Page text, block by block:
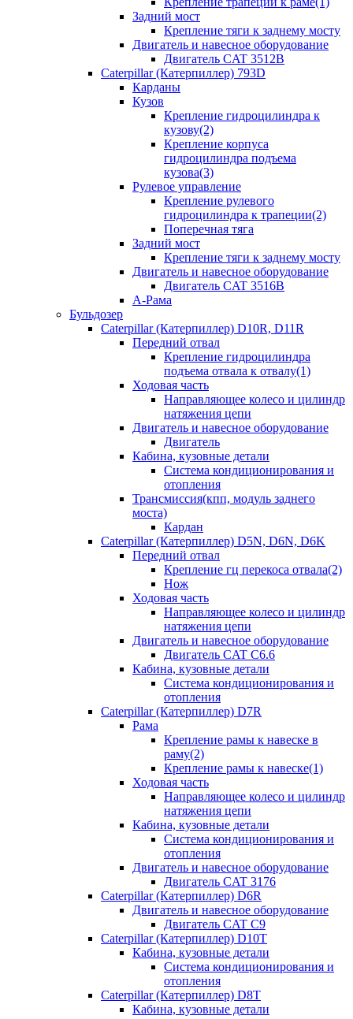
Задний мост
Крепление тяги к заднему мосту
Двигатель и навесное оборудование
Двигатель CAT 3512B
Caterpillar (Катерпиллер) 793D
Карданы
Кузов
Крепление гидроцилиндра к
кузову(2)
Крепление корпуса
гидроцилиндра подъема
кузова(3)
Рулевое управление
Крепление рулевого
гидроцилиндра к трапеции(2)
Поперечная тяга
Задний мост
Крепление тяги к заднему мосту
Двигатель и навесное оборудование
Двигатель CAT 3516B
А-Рама
Бульдозер
Caterpillar (Катерпиллер) D10R, D11R
Передний отвал
Крепление гидроцилиндра
подъема отвала к отвалу(1)
Ходовая часть
Направляющее колесо и цилиндр
натяжения цепи
Двигатель и навесное оборудование
Двигатель
Кабина, кузовные детали
Система кондиционирования и
отопления
Трансмиссия(кпп, модуль заднего
моста)
Кардан
Caterpillar (Катерпиллер) D5N, D6N, D6K
Передний отвал
Крепление гц перекоса отвала(2)
Нож
Ходовая часть
Направляющее колесо и цилиндр
натяжения цепи
Двигатель и навесное оборудование
Двигатель CAT C6.6
Кабина, кузовные детали
Система кондиционирования и
отопления
Caterpillar (Катерпиллер) D7R
Рама
Крепление рамы к навеске в
раму(2)
Крепление рамы к навеске(1)
Ходовая часть
Направляющее колесо и цилиндр
натяжения цепи
Кабина, кузовные детали
Система кондиционирования и
отопления
Двигатель и навесное оборудование
Двигатель CAT 3176
Caterpillar (Катерпиллер) D6R
Двигатель и навесное оборудование
Двигатель CAT C9
Caterpillar (Катерпиллер) D10T
Кабина, кузовные детали
Система кондиционирования и
отопления
Caterpillar (Катерпиллер) D8T
Кабина, кузовные детали